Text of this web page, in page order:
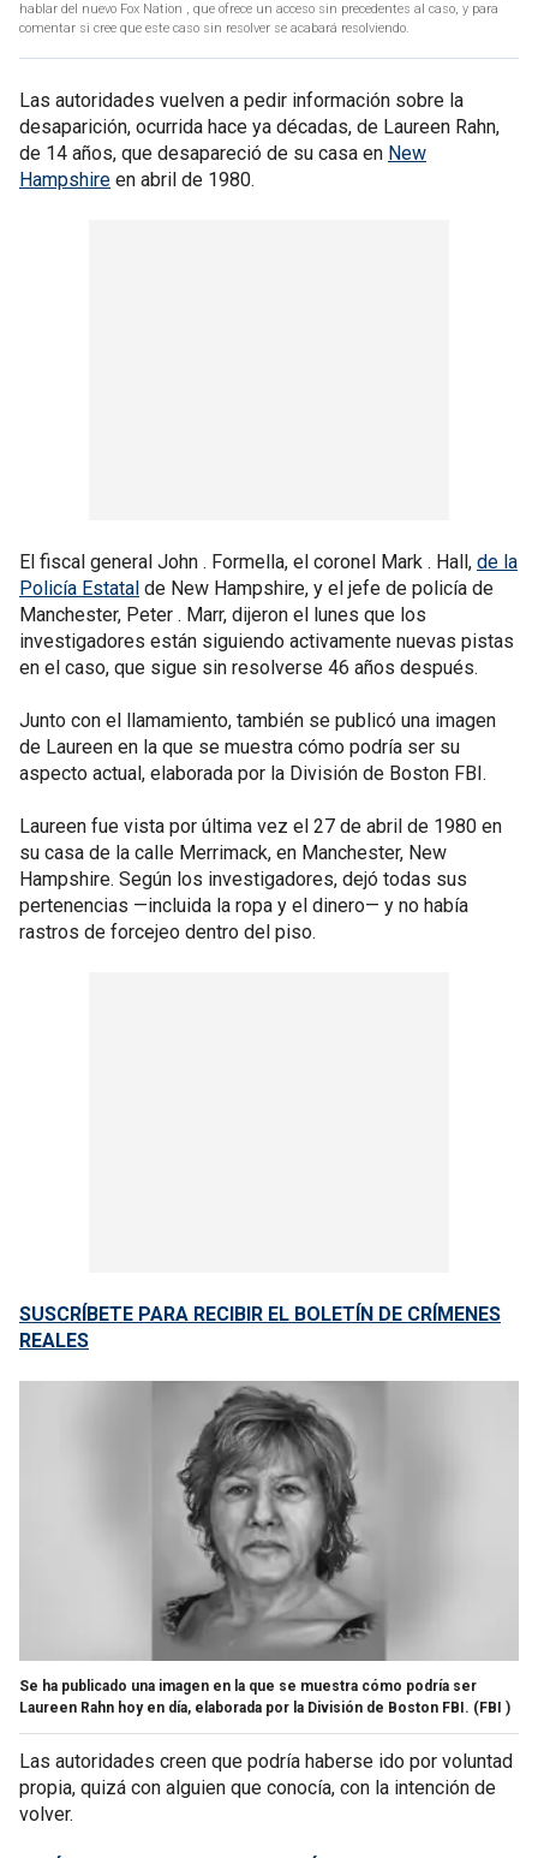
hablar del nuevo Fox Nation , que ofrece un acceso sin precedentes al caso, y para
comentar si cree que este caso sin resolver se acabará resolviendo.
Las autoridades vuelven a pedir información sobre la
desaparición, ocurrida hace ya décadas, de Laureen Rahn,
de 14 años, que desapareció de su casa en New
Hampshire en abril de 1980.
El fiscal general John . Formella, el coronel Mark . Hall, de la
Policía Estatal de New Hampshire, y el jefe de policía de
Manchester, Peter . Marr, dijeron el lunes que los
investigadores están siguiendo activamente nuevas pistas
en el caso, que sigue sin resolverse 46 años después.
Junto con el llamamiento, también se publicó una imagen
de Laureen en la que se muestra cómo podría ser su
aspecto actual, elaborada por la División de Boston FBI.
Laureen fue vista por última vez el 27 de abril de 1980 en
su casa de la calle Merrimack, en Manchester, New
Hampshire. Según los investigadores, dejó todas sus
pertenencias —incluida la ropa y el dinero— y no había
rastros de forcejeo dentro del piso.
SUSCRÍBETE PARA RECIBIR EL BOLETÍN DE CRÍMENES
REALES
Se ha publicado una imagen en la que se muestra cómo podría ser
Laureen Rahn hoy en día, elaborada por la División de Boston FBI. (FBI )
Las autoridades creen que podría haberse ido por voluntad
propia, quizá con alguien que conocía, con la intención de
volver.